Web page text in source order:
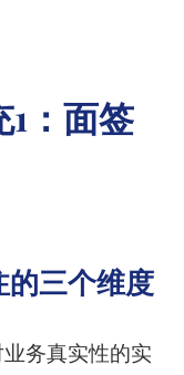
：面签
的三个维度
务真实性的实